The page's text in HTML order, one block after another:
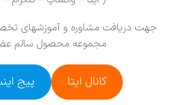
جهت دریافت مشاوره و آموزشهای
مجموعه محصول سالم
کانال ایتا پیج